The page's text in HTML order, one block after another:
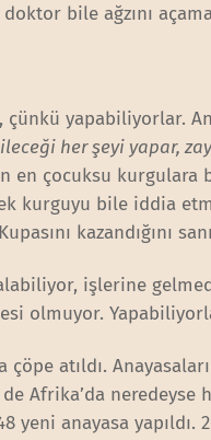
bile ağzını
çünkü yapabiliyorlar.
her şeyi yapar,
en çocuksu kurgulara
kurguyu bile iddia
kazandığını
işlerine
olmuyor.
çöpe atıldı.
Afrika’da neredeyse
yeni anayasa